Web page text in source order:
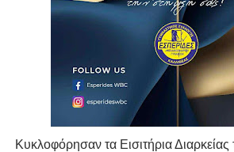
Κυκλοφόρησαν τα Εισιτήρια